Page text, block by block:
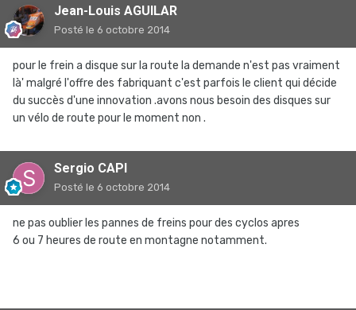
Jean-Louis AGUILAR
Posté le 6 octobre 2014
pour le frein a disque sur la route la demande n'est pas vraiment
là' malgré l'offre des fabriquant c'est parfois le client qui décide
du succès d'une innovation .avons nous besoin des disques sur
un vélo de route pour le moment non .
Sergio CAPI
Posté le 6 octobre 2014
ne pas oublier les pannes de freins pour des cyclos apres
6 ou 7 heures de route en montagne notamment.